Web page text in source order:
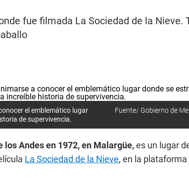
fue filmada La Sociedad de la
el emblemático lugar
de supervivencia.
Fuente/ Gobierno de
los Andes en 1972, en Malargüe,es un lugar
La Sociedad de la Nieve, en la plataforma